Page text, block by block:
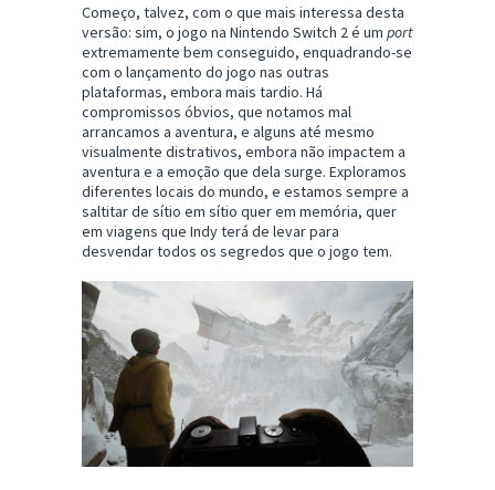
Começo, talvez, com o que mais interessa desta
versão: sim, o jogo na Nintendo Switch 2 é um port
extremamente bem conseguido, enquadrando-se
com o lançamento do jogo nas outras
plataformas, embora mais tardio. Há
compromissos óbvios, que notamos mal
arrancamos a aventura, e alguns até mesmo
visualmente distrativos, embora não impactem a
aventura e a emoção que dela surge. Exploramos
diferentes locais do mundo, e estamos sempre a
saltitar de sítio em sítio quer em memória, quer
em viagens que Indy terá de levar para
desvendar todos os segredos que o jogo tem.